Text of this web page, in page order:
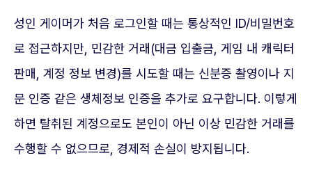
성인 게이머가 처음 로그인할 때는 통상적인 ID/비밀번호
로 접근하지만, 민감한 거래(대금 입출금, 게임 내 캐릭터
판매, 계정 정보 변경)를 시도할 때는 신분증 촬영이나 지
문 인증 같은 생체정보 인증을 추가로 요구합니다. 이렇게
하면 탈취된 계정으로도 본인이 아닌 이상 민감한 거래를
수행할 수 없으므로, 경제적 손실이 방지됩니다.